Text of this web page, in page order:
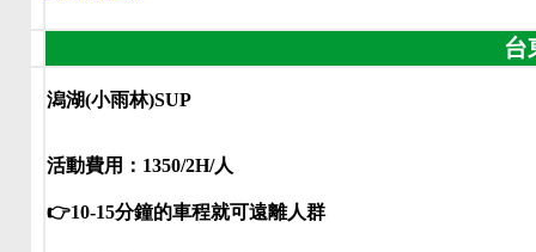
台
潟湖(小雨林)SUP
活動費用：1350/2H/人
👉10-15分鐘的車程就可遠離人群